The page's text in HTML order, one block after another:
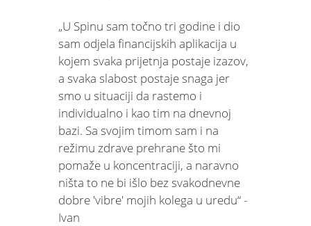
„U Spinu sam točno tri godine i dio
sam odjela financijskih aplikacija u
kojem svaka prijetnja postaje izazov,
a svaka slabost postaje snaga jer
smo u situaciji da rastemo i
individualno i kao tim na dnevnoj
bazi. Sa svojim timom sam i na
režimu zdrave prehrane što mi
pomaže u koncentraciji, a naravno
ništa to ne bi išlo bez svakodnevne
dobre 'vibre' mojih kolega u uredu“ -
Ivan